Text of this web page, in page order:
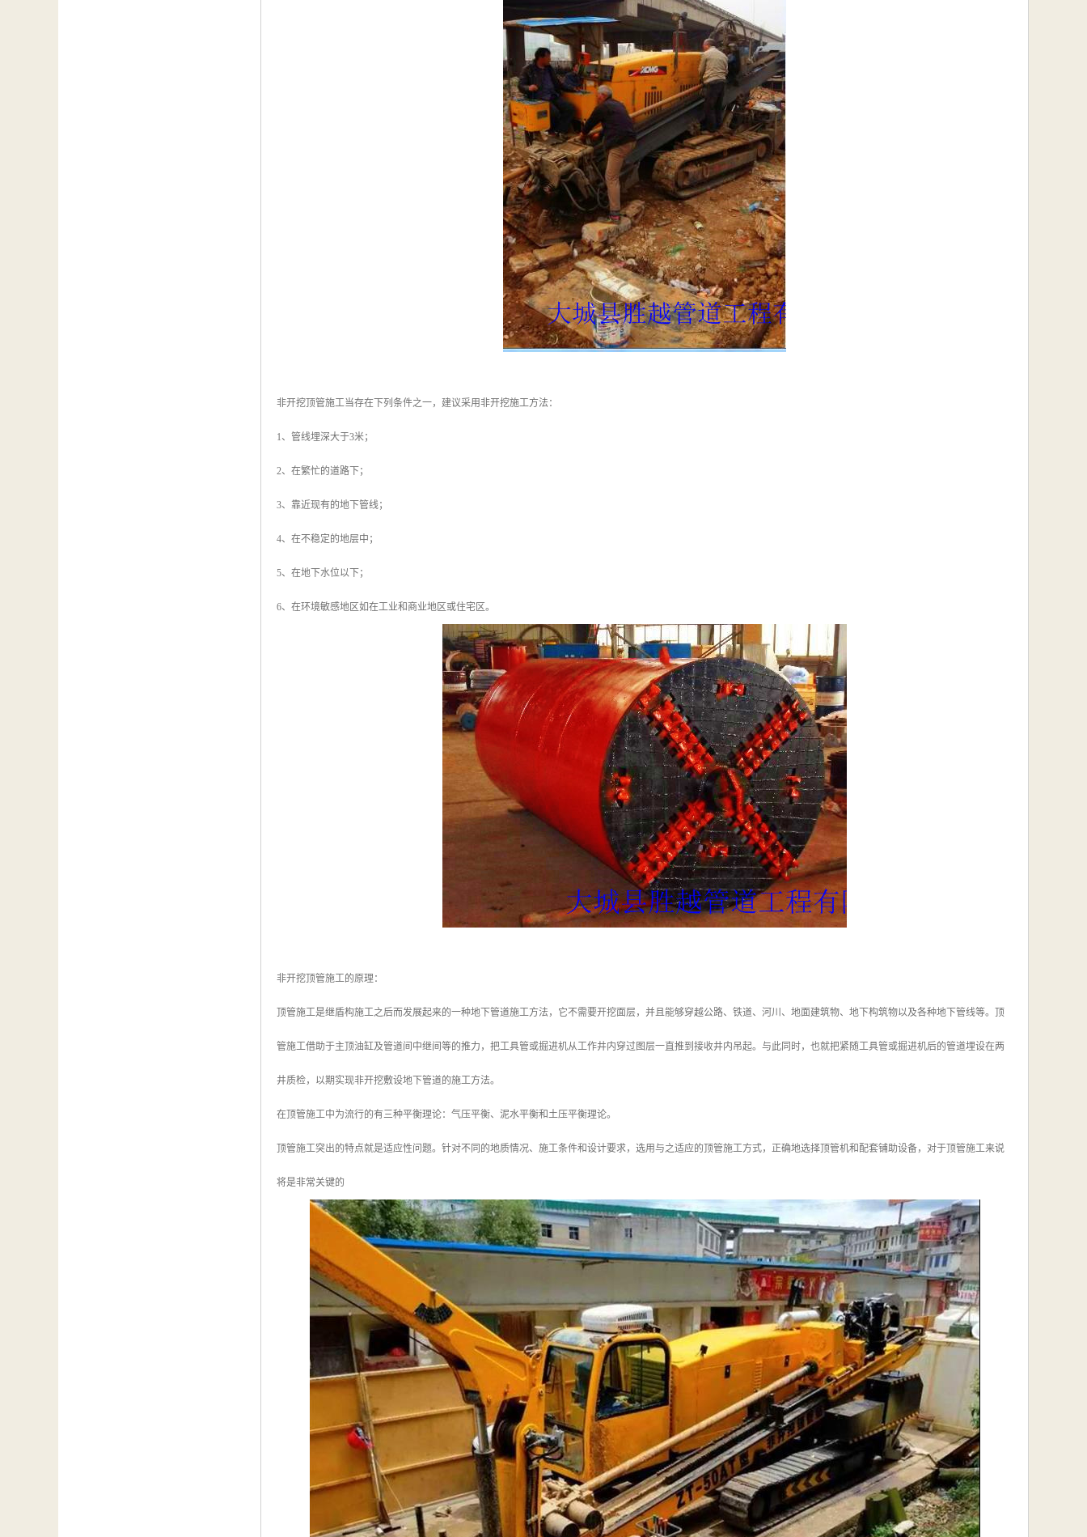
非开挖顶管施工当存在下列条件之一，建议采用非开挖施工方法：
1、管线埋深大于3米；
2、在繁忙的道路下；
3、靠近现有的地下管线；
4、在不稳定的地层中；
5、在地下水位以下；
6、在环境敏感地区如在工业和商业地区或住宅区。
非开挖顶管施工的原理：
顶管施工是继盾构施工之后而发展起来的一种地下管道施工方法，它不需要开挖面层，并且能够穿越公路、铁道、河川、地面建筑物、地下构筑物以及各种地下管线等。顶
管施工借助于主顶油缸及管道间中继间等的推力，把工具管或掘进机从工作井内穿过图层一直推到接收井内吊起。与此同时，也就把紧随工具管或掘进机后的管道埋设在两
井质检，以期实现非开挖敷设地下管道的施工方法。
在顶管施工中为流行的有三种平衡理论：气压平衡、泥水平衡和土压平衡理论。
顶管施工突出的特点就是适应性问题。针对不同的地质情况、施工条件和设计要求，选用与之适应的顶管施工方式，正确地选择顶管机和配套铺助设备，对于顶管施工来说
将是非常关键的